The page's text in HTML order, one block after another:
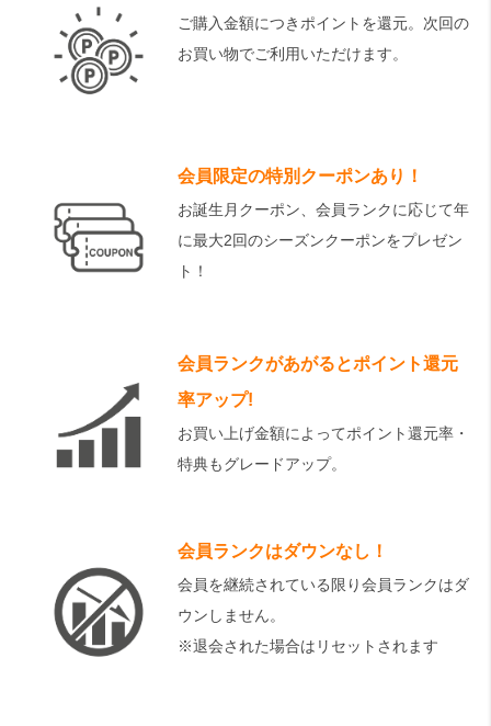
ご購入金額につきポイントを還元。次回の
お買い物でご利用いただけます。
会員限定の特別クーポンあり！
お誕生月クーポン、会員ランクに応じて年
に最大2回のシーズンクーポンをプレゼン
ト！
会員ランクがあがるとポイント還元
率アップ!
お買い上げ金額によってポイント還元率・
特典もグレードアップ。
会員ランクはダウンなし！
会員を継続されている限り会員ランクはダ
ウンしません。
※退会された場合はリセットされます